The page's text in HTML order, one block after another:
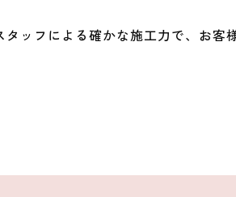
ッフによる確かな施工力で、お客